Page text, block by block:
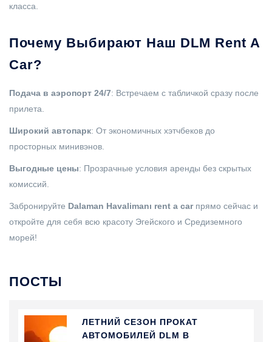
класса.
Почему Выбирают Наш DLM Rent A
Car?
Подача в аэропорт 24/7: Встречаем с табличкой сразу после
прилета.
Широкий автопарк: От экономичных хэтчбеков до
просторных минивэнов.
Выгодные цены: Прозрачные условия аренды без скрытых
комиссий.
Забронируйте Dalaman Havalimanı rent a carпрямо сейчас и
откройте для себя всю красоту Эгейского и Средиземного
морей!
ПОСТЫ
ЛЕТНИЙ СЕЗОН ПРОКАТ
АВТОМОБИЛЕЙ DLM В